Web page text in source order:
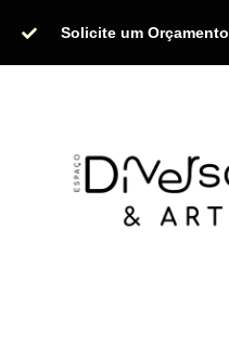
Solicite um Orçamento